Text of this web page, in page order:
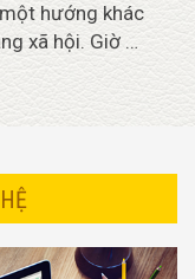
hướng khác
xã hội. Giờ …